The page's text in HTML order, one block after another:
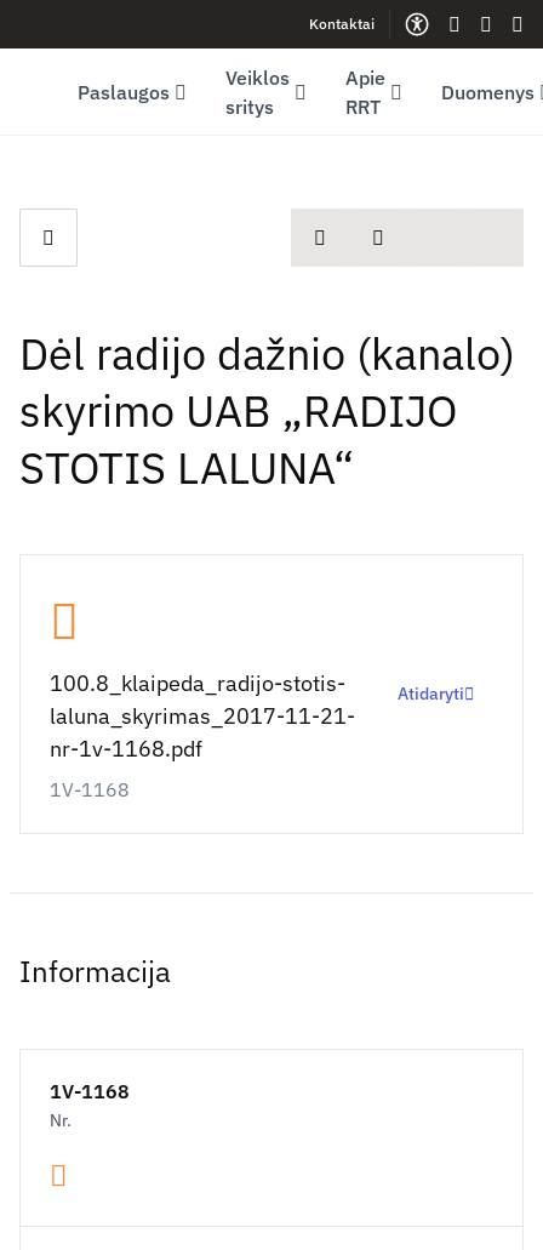
Youtube (opens in new window)Kontaktai
Gestų
Paslaugos
Veiklos
sritys
Apie
RRT
Duomenys
spausdintiDalintis
Dėl radijo dažnio (kanalo)
skyrimo UAB „RADIJO
STOTIS LALUNA“
100.8_klaipeda_radijo-stotis-
laluna_skyrimas_2017-11-21-
nr-1v-1168.pdf
1V-1168
Atidaryti
Informacija
1V-1168
Nr.